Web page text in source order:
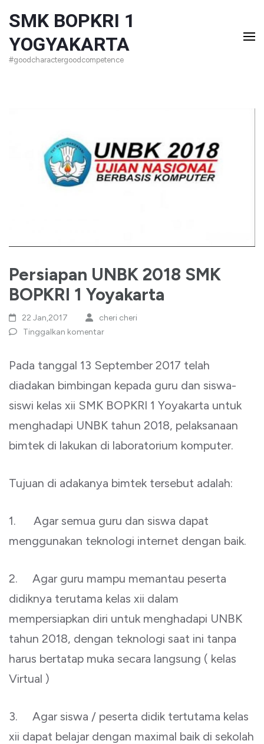
ke
konten
SMK BOPKRI 1
YOGYAKARTA
#goodcharactergoodcompetence
Persiapan UNBK 2018 SMK
BOPKRI 1 Yoyakarta
22 Jan,2017
cheri cheri
Tinggalkan komentar
Pada tanggal 13 September 2017 telah
diadakan bimbingan kepada guru dan siswa-
siswi kelas xii SMK BOPKRI 1 Yoyakarta untuk
menghadapi UNBK tahun 2018, pelaksanaan
bimtek di lakukan di laboratorium komputer.
Tujuan di adakanya bimtek tersebut adalah:
1. Agar semua guru dan siswa dapat
menggunakan teknologi internet dengan baik.
2. Agar guru mampu memantau peserta
didiknya terutama kelas xii dalam
mempersiapkan diri untuk menghadapi UNBK
tahun 2018, dengan teknologi saat ini tanpa
harus bertatap muka secara langsung ( kelas
Virtual )
3. Agar siswa / peserta didik tertutama kelas
xii dapat belajar dengan maximal baik di sekolah